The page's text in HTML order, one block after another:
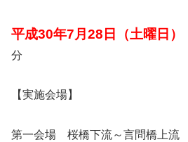
平成30年7月28日（土曜日）
分
【実施会場】
第一会場 桜橋下流～言問橋上流